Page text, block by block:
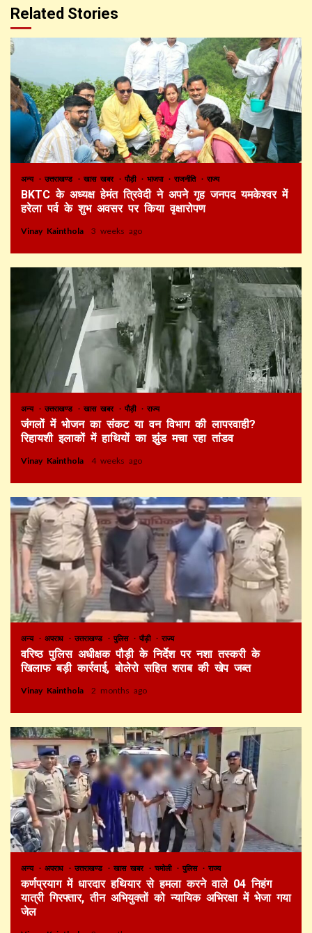
Related Stories
अन्य उत्तराखण्ड खास खबर पौड़ी भाजपा राजनीति राज्य
BKTC के अध्यक्ष हेमंत त्रिवेदी ने अपने गृह जनपद यमकेश्वर में
हरेला पर्व के शुभ अवसर पर किया वृक्षारोपण
Vinay Kainthola 3 weeks ago
अन्य उत्तराखण्ड खास खबर पौड़ी राज्य
जंगलों में भोजन का संकट या वन विभाग की लापरवाही?
रिहायशी इलाकों में हाथियों का झुंड मचा रहा तांडव
Vinay Kainthola 4 weeks ago
अन्य अपराध उत्तराखण्ड पुलिस पौड़ी राज्य
वरिष्ठ पुलिस अधीक्षक पौड़ी के निर्देश पर नशा तस्करी के
खिलाफ बड़ी कार्रवाई, बोलेरो सहित शराब की खेप जब्त
Vinay Kainthola 2 months ago
अन्य अपराध उत्तराखण्ड खास खबर चमोली पुलिस राज्य
कर्णप्रयाग में धारदार हथियार से हमला करने वाले 04 निहंग
यात्री गिरफ्तार, तीन अभियुक्तों को न्यायिक अभिरक्षा में भेजा गया
जेल